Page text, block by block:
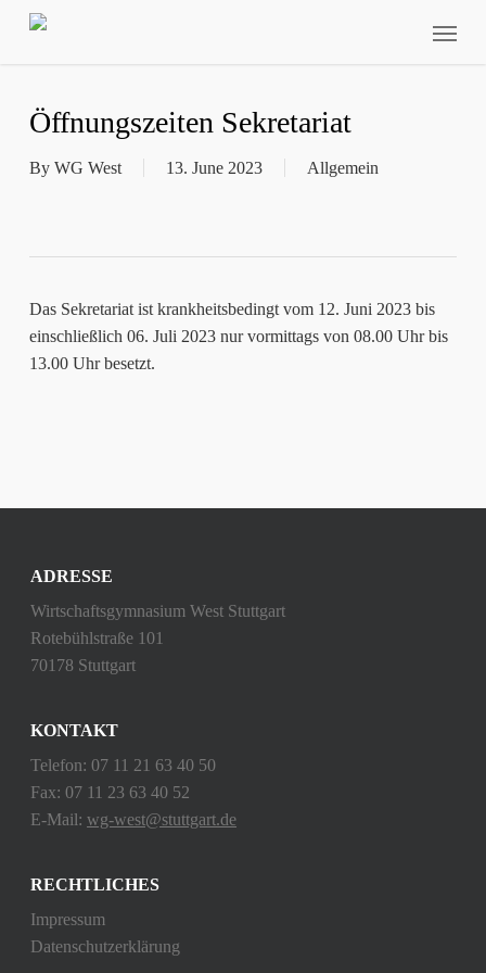
Skip
Öffnungszeiten Sekretariat
By WG West 13. June 2023 Allgemein
Das Sekretariat ist krankheitsbedingt vom 12. Juni 2023 bis
einschließlich 06. Juli 2023 nur vormittags von 08.00 Uhr bis
13.00 Uhr besetzt.
ADRESSE
Wirtschaftsgymnasium West Stuttgart
Rotebühlstraße 101
70178 Stuttgart
KONTAKT
Telefon: 07 11 21 63 40 50
Fax: 07 11 23 63 40 52
E-Mail: wg-west@stuttgart.de
RECHTLICHES
Impressum
Datenschutzerklärung